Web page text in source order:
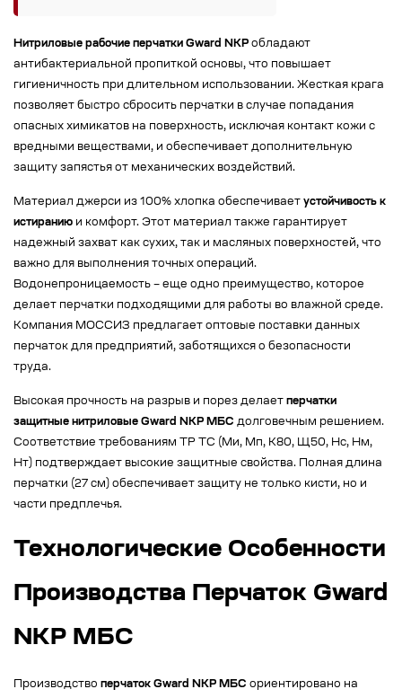
Нитриловые рабочие перчатки Gward NKP обладают
антибактериальной пропиткой основы, что повышает
гигиеничность при длительном использовании. Жесткая крага
позволяет быстро сбросить перчатки в случае попадания
опасных химикатов на поверхность, исключая контакт кожи с
вредными веществами, и обеспечивает дополнительную
защиту запястья от механических воздействий.
Материал джерси из 100% хлопка обеспечивает устойчивость к
истиранию и комфорт. Этот материал также гарантирует
надежный захват как сухих, так и масляных поверхностей, что
важно для выполнения точных операций.
Водонепроницаемость – еще одно преимущество, которое
делает перчатки подходящими для работы во влажной среде.
Компания МОССИЗ предлагает оптовые поставки данных
перчаток для предприятий, заботящихся о безопасности
труда.
Высокая прочность на разрыв и порез делает перчатки
защитные нитриловые Gward NKP МБС долговечным решением.
Соответствие требованиям ТР ТС (Ми, Мп, К80, Щ50, Нс, Нм,
Нт) подтверждает высокие защитные свойства. Полная длина
перчатки (27 см) обеспечивает защиту не только кисти, но и
части предплечья.
Технологические Особенности
Производства Перчаток Gward
NKP МБС
Производство перчаток Gward NKP МБС ориентировано на